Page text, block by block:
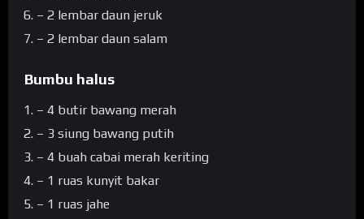
– 2 lembar daun jeruk
– 2 lembar daun salam
Bumbu halus
– 4 butir bawang merah
– 3 siung bawang putih
– 4 buah cabai merah keriting
– 1 ruas kunyit bakar
– 1 ruas jahe